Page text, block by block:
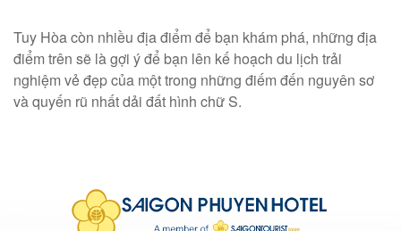
Tuy Hòa còn nhiều địa điểm để bạn khám phá, những địa
điểm trên sẽ là gợi ý để bạn lên kế hoạch du lịch trải
nghiệm vẻ đẹp của một trong những điếm đến nguyên sơ
và quyến rũ nhất dải đất hình chữ S.